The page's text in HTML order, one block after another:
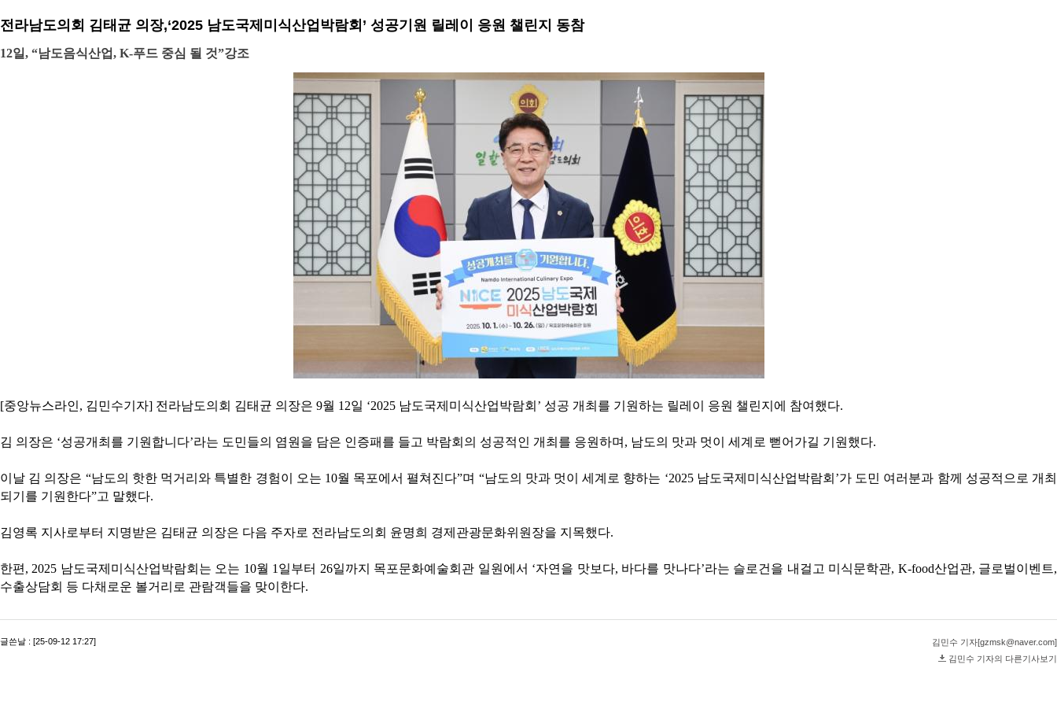
전라남도의회 김태균 의장,‘2025 남도국제미식산업박람회’ 성공기원 릴레이 응원 챌린지 동참
12일, “남도음식산업, K-푸드 중심 될 것”강조
[중앙뉴스라인, 김민수기자] 전라남도의회 김태균 의장은 9월 12일 ‘2025 남도국제미식산업박람회’ 성공 개최를 기원하는 릴레이 응원 챌린지에 참여했다.
김 의장은 ‘성공개최를 기원합니다’라는 도민들의 염원을 담은 인증패를 들고 박람회의 성공적인 개최를 응원하며, 남도의 맛과 멋이 세계로 뻗어가길 기원했다.
이날 김 의장은 “남도의 핫한 먹거리와 특별한 경험이 오는 10월 목포에서 펼쳐진다”며 “남도의 맛과 멋이 세계로 향하는 ‘2025 남도국제미식산업박람회’가 도민 여러분과 함께 성공적으로 개최
되기를 기원한다”고 말했다.
김영록 지사로부터 지명받은 김태균 의장은 다음 주자로 전라남도의회 윤명희 경제관광문화위원장을 지목했다.
한편, 2025 남도국제미식산업박람회는 오는 10월 1일부터 26일까지 목포문화예술회관 일원에서 ‘자연을 맛보다, 바다를 맛나다’라는 슬로건을 내걸고 미식문학관, K-food산업관, 글로벌이벤트,
수출상담회 등 다채로운 볼거리로 관람객들을 맞이한다.
글쓴날 : [25-09-12 17:27]
김민수 기자[gzmsk@naver.com]
김민수 기자의 다른기사보기